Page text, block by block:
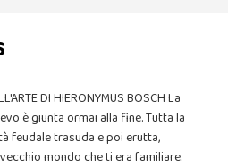
DI HIERONYMUS BOSCH La
è giunta ormai alla fine. Tutta la
feudale trasuda e poi erutta,
mondo che ti era familiare.